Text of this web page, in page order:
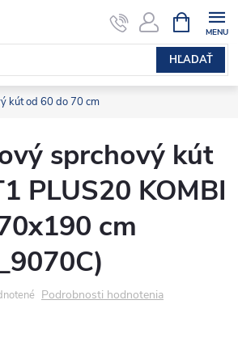
HĽADAŤ
KOŠÍK
kút od 60 do 70 cm
sprchový kút
PLUS20 KOMBI
cm
Podrobnosti hodnotenia